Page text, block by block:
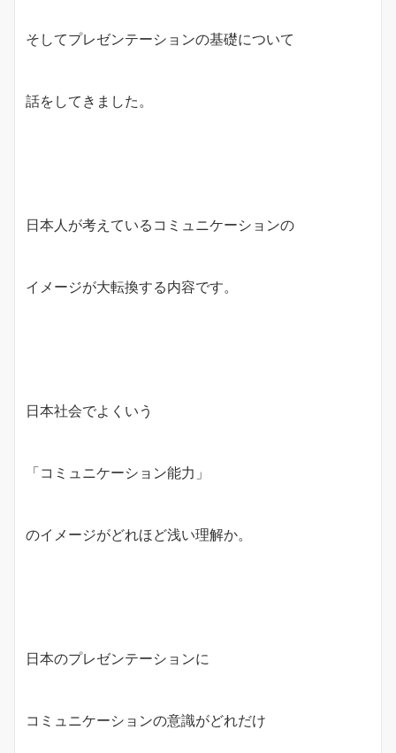
そしてプレゼンテーションの基礎について
話をしてきました。
日本人が考えているコミュニケーションの
イメージが大転換する内容です。
日本社会でよくいう
「コミュニケーション能力」
のイメージがどれほど浅い理解か。
日本のプレゼンテーションに
コミュニケーションの意識がどれだけ